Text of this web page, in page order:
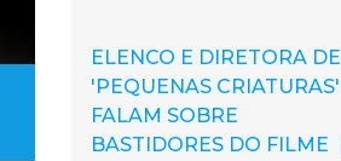
ELENCO E DIRETORA DE
'PEQUENAS CRIATURAS'
FALAM SOBRE
BASTIDORES DO FILME |